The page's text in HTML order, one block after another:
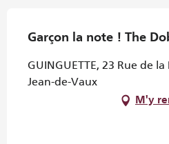
Garçon la note ! The
GUINGUETTE, 23 Rue de
Jean-de-Vaux
M'y